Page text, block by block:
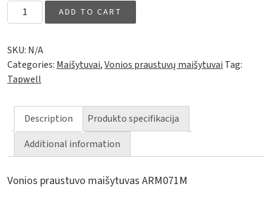
Vonios praustuvo maišytuvas ARM071M quantity
ADD TO CART
SKU: N/A
Categories: Maišytuvai,Vonios praustuvų maišytuvai Tag:
Tapwell
Description
Produkto specifikacija
Additional information
Vonios praustuvo maišytuvas ARM071M